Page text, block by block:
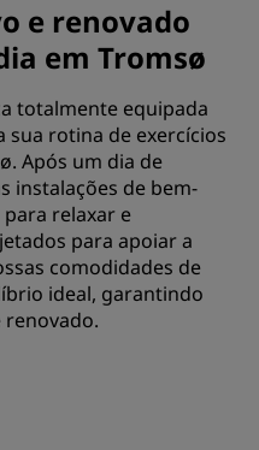
e renovado
em Tromsø
totalmente equipada
sua rotina de exercícios
Após um dia de
instalações de bem-
relaxar e
para apoiar a
comodidades de
ideal, garantindo
renovado.